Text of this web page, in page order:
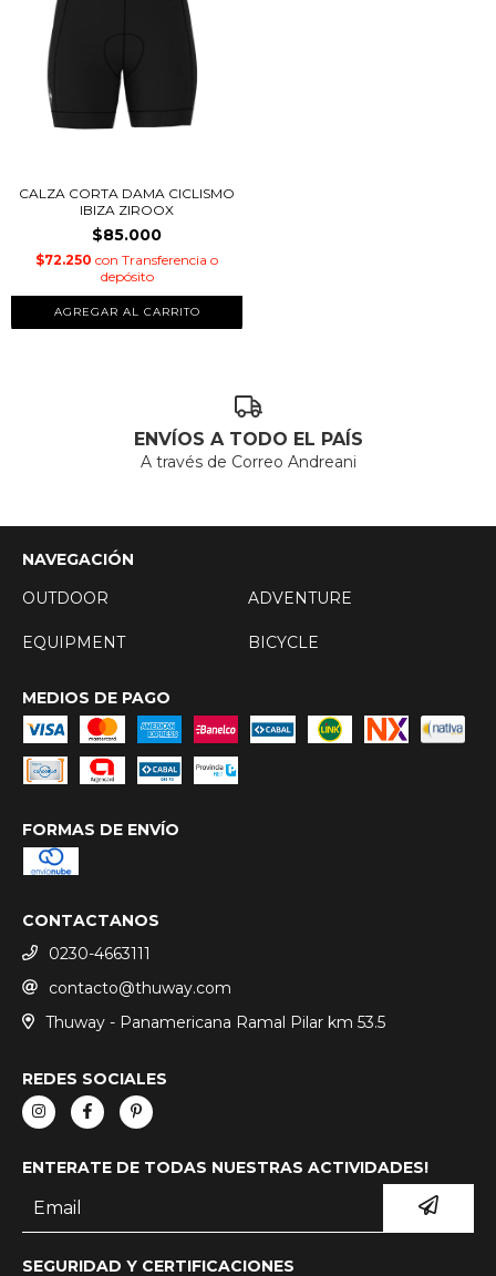
CALZA CORTA DAMA CICLISMO
IBIZA ZIROOX
$85.000
$72.250 con Transferencia o
depósito
AGREGAR AL CARRITO
ENVÍOS A TODO EL PAÍS
A través de Correo Andreani
NAVEGACIÓN
OUTDOOR
ADVENTURE
EQUIPMENT BICYCLE
MEDIOS DE PAGO
FORMAS DE ENVÍO
CONTACTANOS
0230-4663111
contacto@thuway.com
Thuway - Panamericana Ramal Pilar km 53.5
REDES SOCIALES
ENTERATE DE TODAS NUESTRAS ACTIVIDADES!
SEGURIDAD Y CERTIFICACIONES